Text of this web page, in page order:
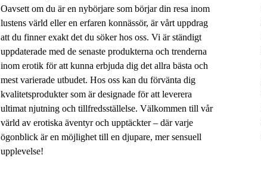
Oavsett om du är en nybörjare som börjar din resa inom
lustens värld eller en erfaren konnässör, är vårt uppdrag
att du finner exakt det du söker hos oss. Vi är ständigt
uppdaterade med de senaste produkterna och trenderna
inom erotik för att kunna erbjuda dig det allra bästa och
mest varierade utbudet. Hos oss kan du förvänta dig
kvalitetsprodukter som är designade för att leverera
ultimat njutning och tillfredsställelse. Välkommen till vår
värld av erotiska äventyr och upptäckter – där varje
ögonblick är en möjlighet till en djupare, mer sensuell
upplevelse!